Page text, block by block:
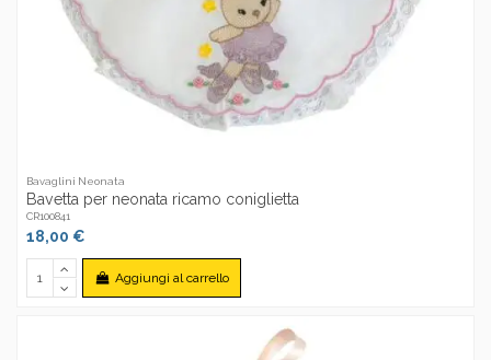
Bavaglini Neonata
Bavetta per neonata ricamo coniglietta
CR100841
18,00 €
Aggiungi al carrello